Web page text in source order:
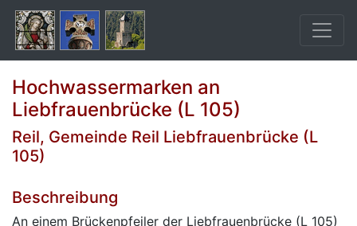
Hochwassermarken an
Liebfrauenbrücke (L 105)
Reil, Gemeinde Reil Liebfrauenbrücke (L
105)
Beschreibung
An einem Brückenpfeiler der Liebfrauenbrücke (L 105)